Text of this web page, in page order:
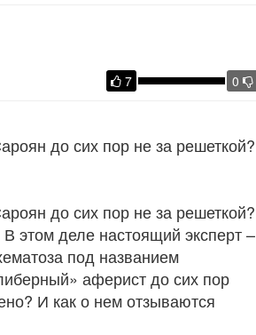
7 0
до сих пор не за решеткой?
до сих пор не за решеткой?
этом деле настоящий эксперт –
под названием
аферист до сих пор
И как о нем отзываются